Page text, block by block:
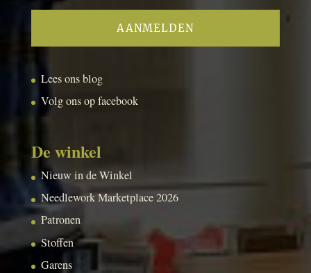
Lees ons blog
Volg ons op facebook
De winkel
Nieuw in de Winkel
Needlework Marketplace 2026
Patronen
Stoffen
Garens